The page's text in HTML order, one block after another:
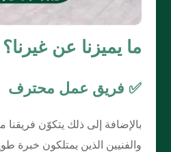
ما يميزنا عن غيرنا؟
✅ فريق عمل محترف
بالإضافة إلى ذلك يتكوّن
والفنيين الذين يمتلكون خبرة